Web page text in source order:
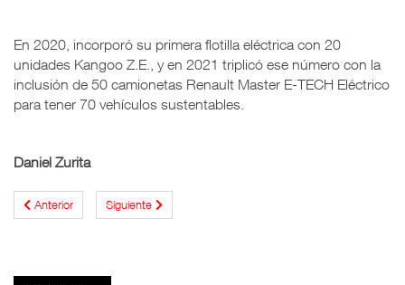
En 2020, incorporó su primera flotilla eléctrica con 20
unidades Kangoo Z.E., y en 2021 triplicó ese número con la
inclusión de 50 camionetas Renault Master E-TECH Eléctrico
para tener 70 vehículos sustentables.
Daniel Zurita
Anterior Siguiente